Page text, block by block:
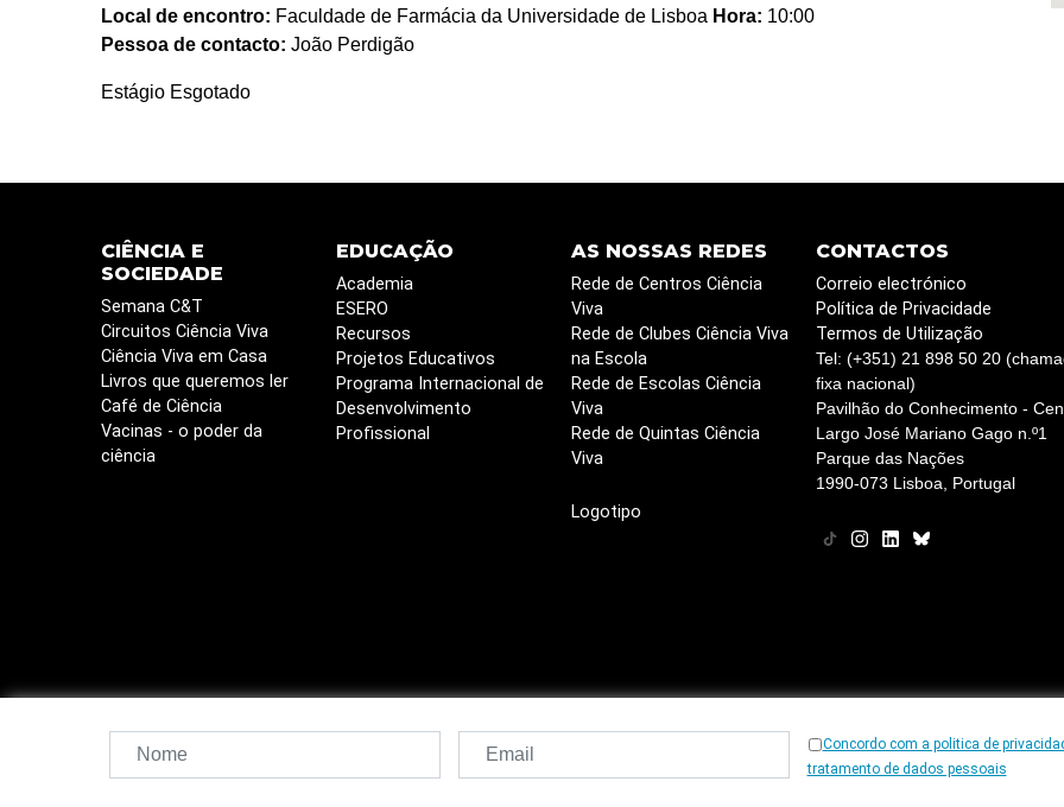
Local de encontro: Faculdade de Farmácia da Universidade de Lisboa Hora: 10:00
Pessoa de contacto: João Perdigão
Estágio Esgotado
CIÊNCIA E
SOCIEDADE
Semana C&T
Circuitos Ciência Viva
Ciência Viva em Casa
Livros que queremos ler
Café de Ciência
Vacinas - o poder da
ciência
EDUCAÇÃO
Academia
ESERO
Recursos
Projetos Educativos
Programa Internacional de
Desenvolvimento
Profissional
AS NOSSAS REDES
Rede de Centros Ciência
Viva
Rede de Clubes Ciência Viva
na Escola
Rede de Escolas Ciência
Viva
Rede de Quintas Ciência
Viva
Logotipo
CONTACTOS
Correio electrónico
Política de Privacidade
Termos de Utilização
Tel: (+351) 21 898 50 20
fixa nacional)
Pavilhão do Conhecimento -
Largo José Mariano Gago n.º1
Parque das Nações
1990-073 Lisboa, Portugal
-2026, Ciência Viva
Concordo com a politica de
tratamento de dados pessoais